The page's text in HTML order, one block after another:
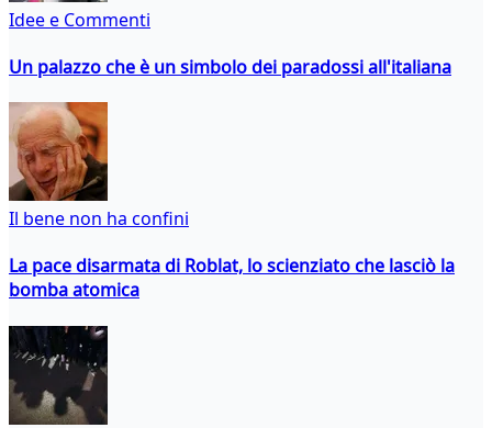
Idee e Commenti
Un palazzo che è un simbolo dei paradossi all'italiana
Il bene non ha confini
La pace disarmata di Roblat, lo scienziato che lasciò la
bomba atomica